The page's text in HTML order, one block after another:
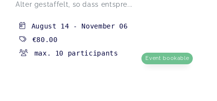
Alter gestaffelt, so dass entspre...
August 14 - November 06
€80.00
max. 10 participants
Event bookable